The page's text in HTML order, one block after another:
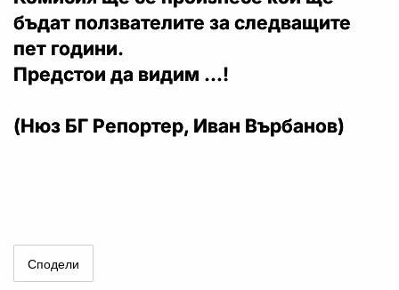
бъдат ползвателите за следващите
пет години.
Предстои да видим ...!
(Нюз БГ Репортер, Иван Върбанов)
Сподели